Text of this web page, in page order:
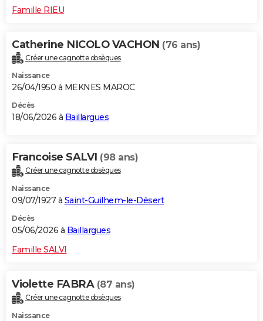
Famille RIEU
Catherine NICOLO VACHON (76 ans)
Créer une cagnotte obsèques
Naissance
26/04/1950 à MEKNES MAROC
Décès
18/06/2026 à Baillargues
Francoise SALVI (98 ans)
Créer une cagnotte obsèques
Naissance
09/07/1927 à Saint-Guilhem-le-Désert
Décès
05/06/2026 à Baillargues
Famille SALVI
Violette FABRA (87 ans)
Créer une cagnotte obsèques
Naissance